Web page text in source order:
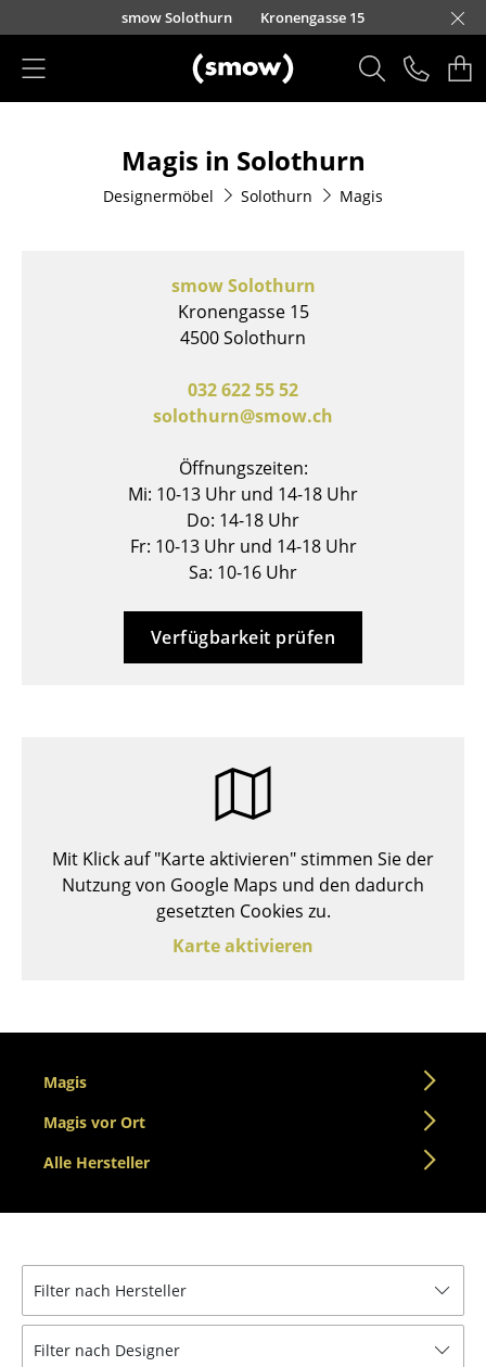
Direkt zum Inhaltsmow Solothurn Kronengasse 15
Esszimmerstühle
Freischwinger
Bänke & Liegen
Gartenstühle
Bürosessel
... alle Sitzmöbel
Beistelltische
Couchtische
Schreibtische
Sekretäre & PC-Tische
Konferenztische
Kindertische
Magis in Solothurn
Designermöbel Solothurn Magis
smow Solothurn
Kronengasse 15
4500 Solothurn
032 622 55 52
solothurn@smow.ch
Öffnungszeiten:
Mi: 10-13 Uhr und 14-18 Uhr
Do: 14-18 Uhr
Fr: 10-13 Uhr und 14-18 Uhr
Sa: 10-16 Uhr
Verfügbarkeit prüfen
Mit Klick auf "Karte aktivieren" stimmen Sie der
Nutzung von Google Maps und den dadurch
gesetzten Cookies zu.
Karte aktivieren
Magis
Magis vor Ort
Alle Hersteller
Filter nach Hersteller
Filter nach Designer